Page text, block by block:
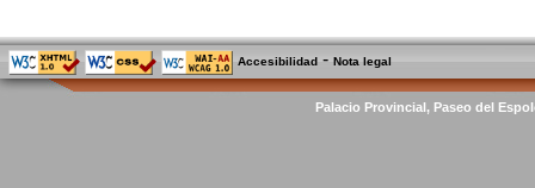
Accesibilidad -Nota legal
Palacio Provincial, Paseo del